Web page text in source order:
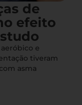
de
efeito
e
tiveram
asma